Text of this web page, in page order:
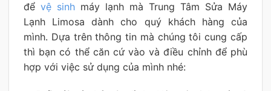
để vệ sinh máy lạnh mà Trung Tâm Sửa Máy
Lạnh Limosa dành cho quý khách hàng của
mình. Dựa trên thông tin mà chúng tôi cung cấp
thì bạn có thể căn cứ vào và điều chỉnh để phù
hợp với việc sử dụng của mình nhé: